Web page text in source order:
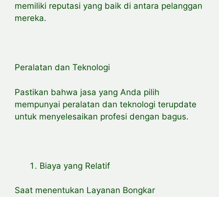
memiliki reputasi yang baik di antara pelanggan
mereka.
Peralatan dan Teknologi
Pastikan bahwa jasa yang Anda pilih
mempunyai peralatan dan teknologi terupdate
untuk menyelesaikan profesi dengan bagus.
Biaya yang Relatif
Saat menentukan Layanan Bongkar